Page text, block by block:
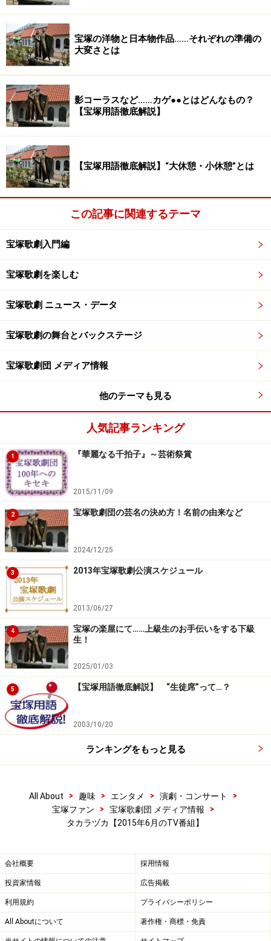
6日(土)【月組】龍 真咲 他 WOWOW 10:00～10:30「宝塚
プルミエール 月組『1789 －バスティーユの恋人たち
－』」
6日(土)【OG】遼河はるひ EX 18:56～20:54「池上彰のニ
ュースそうだったのか!! 2時間スペシャル」
7日(日)【月組】龍 真咲 他 WOWOW 5:00～5:30「宝塚プ
ルミエール 月組『1789 －バスティーユの恋人たち
－』」
7日(日)【OG】有馬稲子 BS朝日 8:00～8:55「熱中世代 大
人のランキング」
7日(日)【OG】大和悠河 BSフジ 9:30～9:55「まいど!ジャ
8日(月)【OG】柚希礼音 WOWOW 8:00～13:00「生中継！
第69回トニー賞授賞式」
8日(月)【OG】愛華みれ NTV 11:55～13:55「ヒルナンデ
ス!」
9日(火)【OG】花總まり EX 12:00～12:30「徹子の部屋」
9日(火)【OG】遼河はるひ・彩乃かなみ・はいだしょうこ
NTV 19:56～20:54「踊る!さんま御殿!!」
11日(木)【OG】紫吹淳 CX 23:00～23:30「アウト×デラッ
クス」
12日(金)【花組】柚香 光 MX 11:00～
11:30「TAKARAZUKA Café break」
12日(金)【OG】遼河はるひ NTV 11:55～13:55「ヒルナン
デス!」
12日(金)【宙組】凰稀かなめ・実咲凜音 他 WOWOW
17:00～18:15「宝塚への招待『Amour de 99!!－99年の愛
－』」
13日(土)【雪組】壮 一帆・愛加あゆ 他 WOWOW 5:15～
8:00「宝塚への招待『Amour de 99!!－99年の愛－』」
13日(土)【OG】天海祐希 NHK BSプレミアム 19:30～
20:59「ザ・プレミアム 天海祐希 魔法と妃と女たち」
13日(月)【OG】柚希礼音 WOWOW 2000～23:45「第69回
トニー賞授賞式 字幕版」
15日(月)【OG】真琴つばさ・姿月あさと・白羽ゆり・陽
月華 CX 19:00～21:00「ネプリーグ」
宝塚の洋物と日本物作品……それぞれの準備の
大変さとは
影コーラスなど……カゲ●●とはどんなもの？
【宝塚用語徹底解説】
【宝塚用語徹底解説】“大休憩・小休憩”とは
この記事に関連するテーマ
宝塚歌劇入門編
宝塚歌劇を楽しむ
宝塚歌劇 ニュース・データ
宝塚歌劇の舞台とバックステージ
宝塚歌劇団 メディア情報
他のテーマも見る
人気記事ランキング
1 『華麗なる千拍子』～芸術祭賞
2015/11/09
2 宝塚歌劇団の芸名の決め方！名前の由来など
2024/12/25
3 2013年宝塚歌劇公演スケジュール
2013/06/27
4
宝塚の楽屋にて……上級生のお手伝いをする下級
生！
2025/01/03
5 【宝塚用語徹底解説】 “生徒席”って…？
2003/10/20
ランキングをもっと見る
All About > 趣味 > エンタメ > 演劇・コンサート
>
宝塚ファン
> 宝塚歌劇団 メディア情報
>
タカラヅカ【2015年6月のTV番組】
会社概要 採用情報
投資家情報 広告掲載
利用規約 プライバシーポリシー
All Aboutについて 著作権・商標・免責